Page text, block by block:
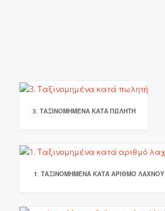
3. ΤΑΞΙΝΟΜΗΜΈΝΑ ΚΑΤΆ ΠΩΛΗΤΉ
1. ΤΑΞΙΝΟΜΗΜΈΝΑ ΚΑΤΆ ΑΡΙΘΜΌ ΛΑΧΝΟΎ